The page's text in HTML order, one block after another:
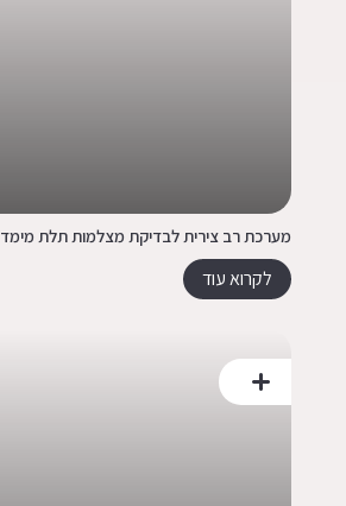
מערכת רב צירית לבדיקת מצלמות תלת מימד
לקרוא עוד